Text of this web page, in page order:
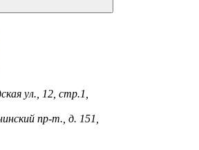
ул., 12, стр.1,
пр-т., д. 151,